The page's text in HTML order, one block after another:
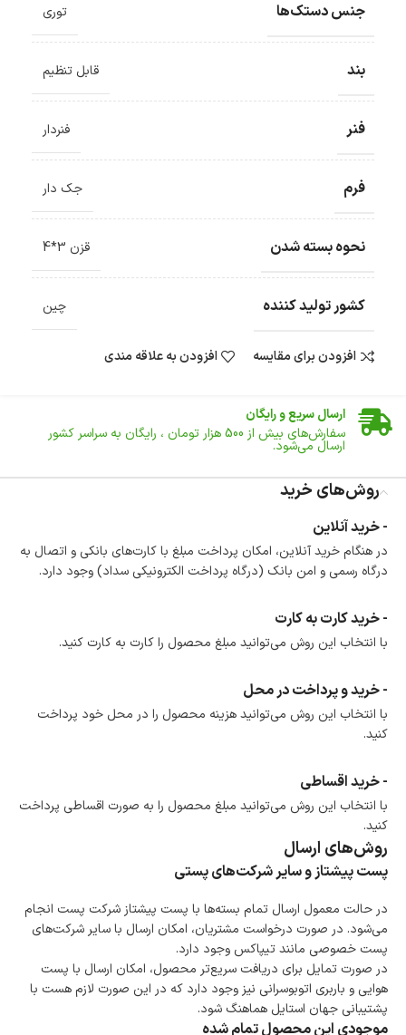
جنس دستک‌ها توری
بند قابل تنظیم
فنر فنردار
فرم جک دار
نحوه بسته شدن قزن 3*4
کشور تولید کننده چین
افزودن برای مقایسه افزودن به علاقه مندی
ضمانت اصالت کالا
ارسال سریع و رایگان
سفارش‌های بیش از 500 هزار تومان ، رایگان به سراسر کشور
ارسال می‌شود.
تا 14 روز پس از تحویل کالا می‌توانید آن را برگشت دهید.
امکان پرداخت در محل
در هنگام خرید محصول، امکان انتخاب پرداخت در محل
وجود دارد.
امکان پرداخت اقساطی
است.
ضمانت اصالت کالا
گارانتی معتبر برای تمامی محصولات ارائه می‌شود.
روش‌های خرید
- خرید آنلاین
در هنگام خرید آنلاین، امکان پرداخت مبلغ با کارت‌های بانکی و اتصال به
درگاه رسمی و امن بانک (درگاه پرداخت الکترونیکی سداد) وجود دارد.
- خرید کارت به کارت
با انتخاب این روش می‌توانید مبلغ محصول را کارت به کارت کنید.
- خرید و پرداخت در محل
با انتخاب این روش می‌توانید هزینه محصول را در محل خود پرداخت
کنید.
- خرید اقساطی
با انتخاب این روش می‌توانید مبلغ محصول را به صورت اقساطی پرداخت
کنید.
روش‌های ارسال
پست پیشتاز و سایر شرکت‌های پستی
در حالت معمول ارسال تمام بسته‌ها با پست پیشتاز شرکت پست انجام
می‌شود. در صورت درخواست مشتریان، امکان ارسال با سایر شرکت‌های
پست خصوصی مانند تیپاکس وجود دارد.
در صورت تمایل برای دریافت سریع‌تر محصول، امکان ارسال با پست
هوایی و باربری اتوبوسرانی نیز وجود دارد که در این صورت لازم هست با
پشتیبانی جهان استایل هماهنگ شود.
موجودی این محصول تمام شده